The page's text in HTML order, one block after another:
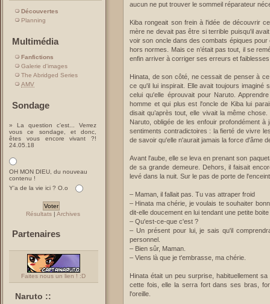
Découvertes
Planning
Multimédia
Fanfictions
Galerie d'images
The Abridged Series
AMV
Sondage
» La question c'est... Verrez
vous ce sondage, et donc,
êtes vous encore vivant ?!
24.05.18
OH MON DIEU, du nouveau
contenu !
Y'a de la vie ici ? O.o
Résultats| Archives
Partenaires
Faites nous un lien ! :D
Naruto ::
aucun ne put trouver le sommeil réparateur
Kiba rongeait son frein à l'idée de découvrir
mère ne devait pas être si terrible puisqu'il
voir son oncle dans des combats épiques
hors normes. Mais ce n’était pas tout, il se
enfin arriver à corriger ses erreurs et
Hinata, de son côté, ne cessait de penser à
ce qu'il lui inspirait. Elle avait toujours
celui qu'elle éprouvait pour Naruto.
homme et qui plus est l'oncle de Kiba lui
disait qu’après tout, elle vivait la même
Naruto, obligée de les enfouir profondément
sentiments contradictoires : la fierté de vivre
de savoir qu'elle n'aurait jamais la force d'âme
Avant l'aube, elle se leva en prenant son
de sa grande demeure. Dehors, il faisait
levé dans la nuit. Sur le pas de porte de
– Maman, il fallait pas. Tu vas attraper froid
– Hinata ma chérie, je voulais te souhaiter
dit-elle doucement en lui tendant une petite
– Qu'est-ce-que c'est ?
– Un présent pour lui, je sais qu'il
personnel.
– Bien sûr, Maman.
– Viens là que je t'embrasse, ma chérie.
Hinata était un peu surprise, habituellement
cette fois, elle la serra fort dans ses bras,
l'oreille.